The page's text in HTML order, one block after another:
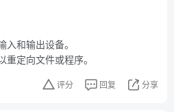
和输出设备。
定向文件或程序。
评分 回复 分享